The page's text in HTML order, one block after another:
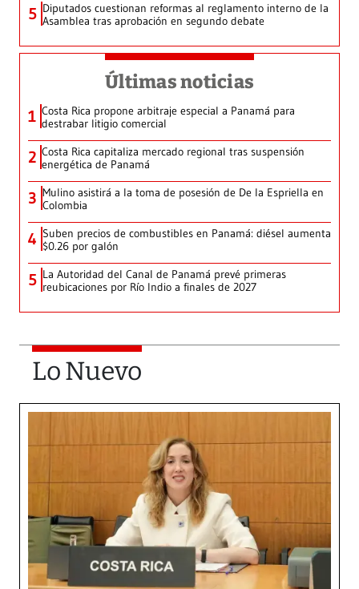
5 Diputados cuestionan reformas al reglamento interno de la
Asamblea tras aprobación en segundo debate
Últimas noticias
1 Costa Rica propone arbitraje especial a Panamá para
destrabar litigio comercial
2 Costa Rica capitaliza mercado regional tras suspensión
energética de Panamá
3 Mulino asistirá a la toma de posesión de De la Espriella en
Colombia
4 Suben precios de combustibles en Panamá: diésel aumenta
$0.26 por galón
5 La Autoridad del Canal de Panamá prevé primeras
reubicaciones por Río Indio a finales de 2027
Lo Nuevo